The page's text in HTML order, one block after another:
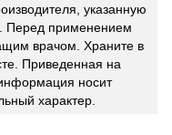
указанную
Перед применением
врачом. Храните в
Приведенная на
носит
характер.